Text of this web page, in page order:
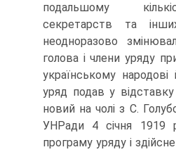
подальшому
секретарств та
неодноразово
голова і члени уряду
українському
уряд подав у
новий на чолі з С.
УНРади 4 січня 1919
програму уряду і